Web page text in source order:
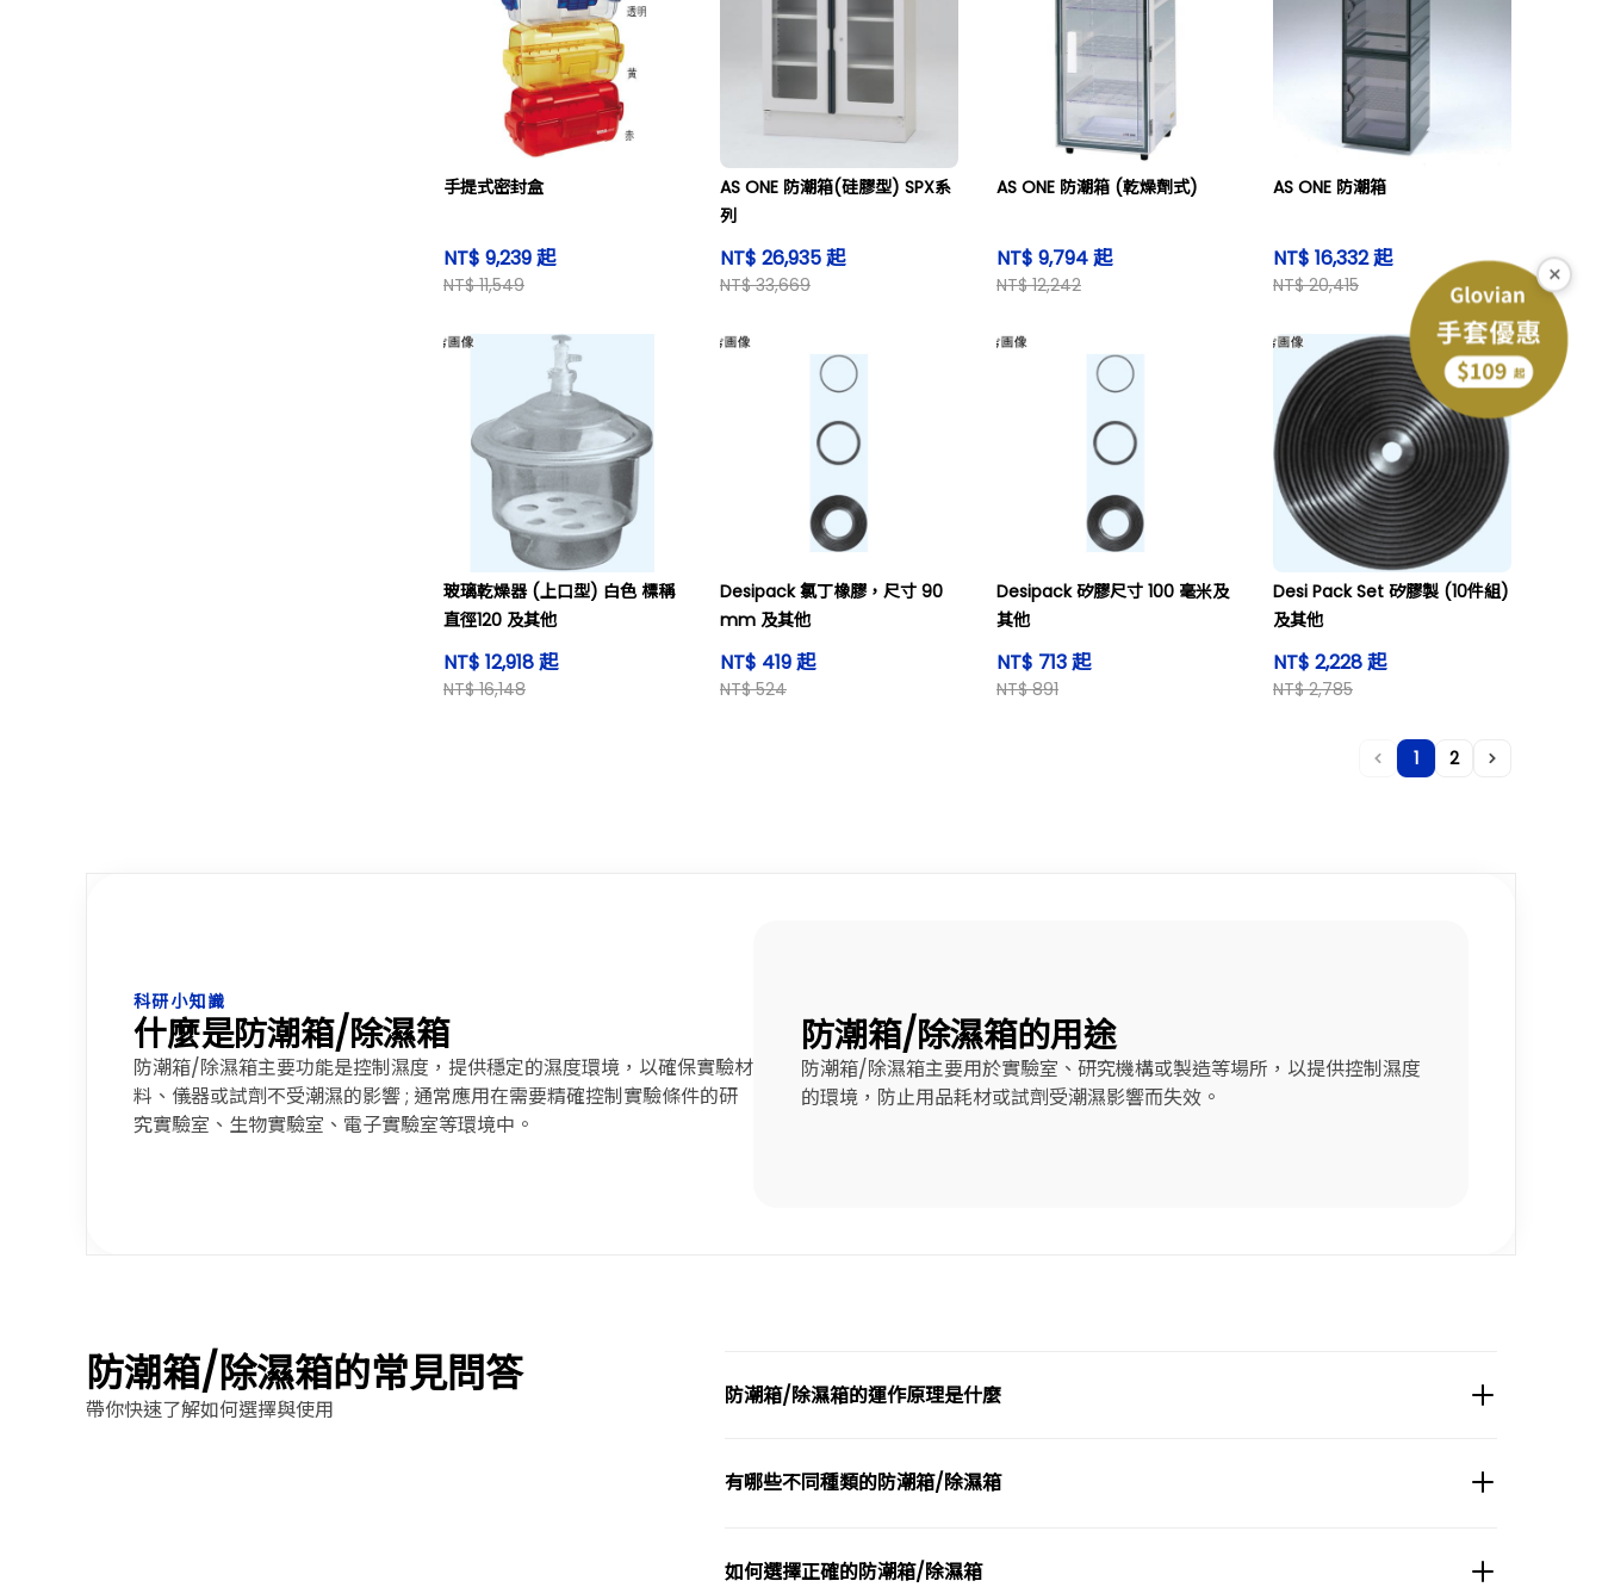
手提式密封盒
NT$ 9,239 起
NT$ 11,549
AS ONE 防潮箱(硅膠型) SPX系
列
NT$ 26,935 起
NT$ 33,669
AS ONE 防潮箱 (乾燥劑式)
NT$ 9,794 起
NT$ 12,242
AS ONE 防潮箱
NT$ 16,332 起
NT$ 20,415
玻璃乾燥器 (上口型) 白色 標稱
直徑120 及其他
NT$ 12,918 起
NT$ 16,148
Desipack 氯丁橡膠，尺寸 90
mm 及其他
NT$ 419 起
NT$ 524
Desipack 矽膠尺寸 100 毫米及
其他
NT$ 713 起
NT$ 891
Desi Pack Set 矽膠製 (10件組)
及其他
NT$ 2,228 起
NT$ 2,785
1 2
科研小知識
什麼是防潮箱/除濕箱
防潮箱/除濕箱主要功能是控制濕度，提供穩定的濕度環境，以確保實驗材
料、儀器或試劑不受潮濕的影響 ; 通常應用在需要精確控制實驗條件的研
究實驗室、生物實驗室、電子實驗室等環境中。
防潮箱/除濕箱的用途
防潮箱/除濕箱主要用於實驗室、研究機構或製造等場所，以提供控制濕度
的環境，防止用品耗材或試劑受潮濕影響而失效。
防潮箱/除濕箱的常見問答
帶你快速了解如何選擇與使用
防潮箱/除濕箱的運作原理是什麼
有哪些不同種類的防潮箱/除濕箱
如何選擇正確的防潮箱/除濕箱
×